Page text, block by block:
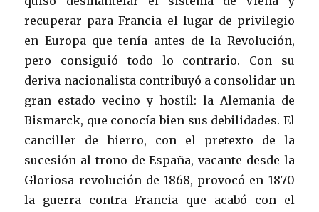
recuperar para Francia el lugar de privilegio
en Europa que tenía antes de la Revolución,
pero consiguió todo lo contrario. Con su
deriva nacionalista contribuyó a consolidar un
gran estado vecino y hostil: la Alemania de
Bismarck, que conocía bien sus debilidades. El
canciller de hierro, con el pretexto de la
sucesión al trono de España, vacante desde la
Gloriosa revolución de 1868, provocó en 1870
la guerra contra Francia que acabó con el